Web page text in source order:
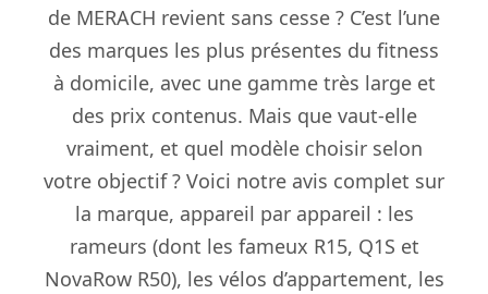
de MERACH revient sans cesse ? C’est l’une
des marques les plus présentes du fitness
à domicile, avec une gamme très large et
des prix contenus. Mais que vaut-elle
vraiment, et quel modèle choisir selon
votre objectif ? Voici notre avis complet sur
la marque, appareil par appareil : les
rameurs (dont les fameux R15, Q1S et
NovaRow R50), les vélos d’appartement, les